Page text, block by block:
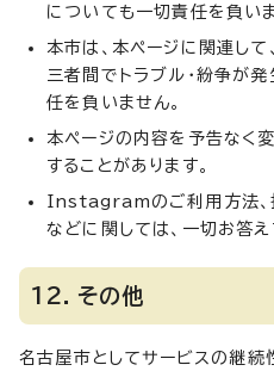
についても一切責任を負いま
本市は、本ページに関連し
三者間でトラブル・紛争が
任を負いません。
本ページの内容を予告なく
することがあります。
Instagramのご利用方法、
などに関しては、一切お答え
12．その他
名古屋市としてサービスの継続